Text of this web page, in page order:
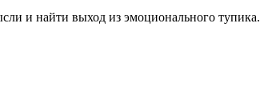
и найти выход из эмоционального тупика.